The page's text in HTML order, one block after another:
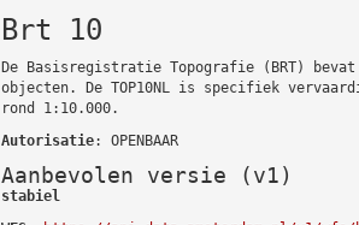
Brt 10
De Basisregistratie Topografie (BRT)
objecten. De TOP10NL is specifiek
rond 1:10.000.
Autorisatie: OPENBAAR
Aanbevolen versie (v1)
stabiel